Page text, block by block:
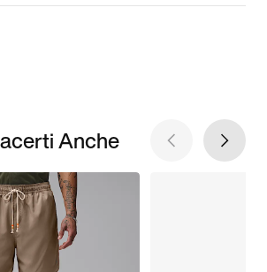
Anche